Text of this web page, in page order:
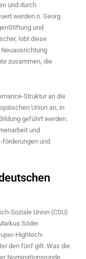
und durch
werden.n. Georg
und
lobt diese
Neuausrichtung
zusammen, die
Struktur an die
Union an, in
geführt werden.
und
und
Soziale Union (CSU)
Söder
Hightech-
den fünf gilt. Was die
Nominationsrunde